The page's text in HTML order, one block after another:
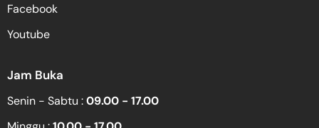
Facebook
Youtube
Jam Buka
Senin - Sabtu :09.00 - 17.00